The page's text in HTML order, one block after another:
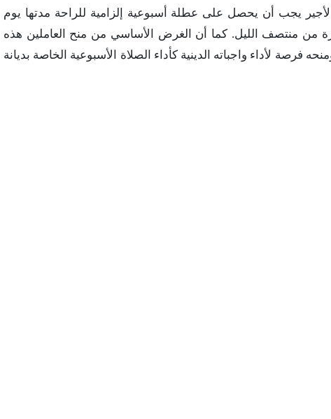
يجب أن يحصل على عطلة أسبوعية إلزامية للراحة مدتها يوم
من منتصف الليل. كما أن الغرض الأساسي من منح العاملين هذه
فرصة لأداء واجباته الدينية كأداء الصلاة الأسبوعية الخاصة بديانة